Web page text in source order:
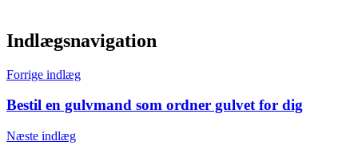
Indlægsnavigation
Forrige indlæg
Bestil en gulvmand som ordner gulvet for dig
Næste indlæg